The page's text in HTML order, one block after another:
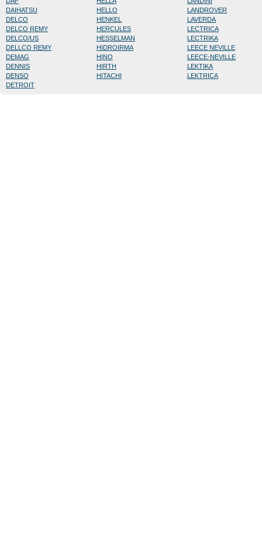
DAIHATSU
DELCO
DELCO REMY
DELCO/US
DELLCO REMY
DEMAG
DENNIS
DENSO
DETROIT
HELLO
HENKEL
HERCULES
HESSELMAN
HIDROIRMA
HINO
HIRTH
HITACHI
LANDROVER
LAVERDA
LECTRICA
LECTRIKA
LEECE NEVILLE
LEECE-NEVILLE
LEKTIKA
LEKTRICA